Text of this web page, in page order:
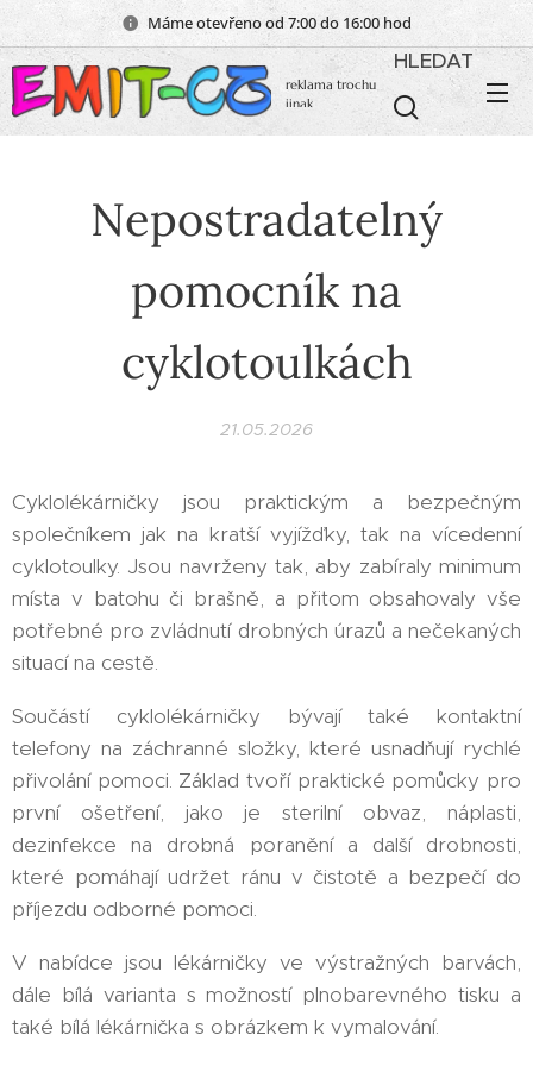
Máme otevřeno od 7:00 do 16:00 hod
reklama trochu
jinak
HLEDAT
Nepostradatelný
pomocník na
cyklotoulkách
21.05.2026
Cyklolékárničky jsou praktickým a bezpečným
společníkem jak na kratší vyjížďky, tak na vícedenní
cyklotoulky. Jsou navrženy tak, aby zabíraly minimum
místa v batohu či brašně, a přitom obsahovaly vše
potřebné pro zvládnutí drobných úrazů a nečekaných
situací na cestě.
Součástí cyklolékárničky bývají také kontaktní
telefony na záchranné složky, které usnadňují rychlé
přivolání pomoci. Základ tvoří praktické pomůcky pro
první ošetření, jako je sterilní obvaz, náplasti,
dezinfekce na drobná poranění a další drobnosti,
které pomáhají udržet ránu v čistotě a bezpečí do
příjezdu odborné pomoci.
V nabídce jsou lékárničky ve výstražných barvách,
dále bílá varianta s možností plnobarevného tisku a
také bílá lékárnička s obrázkem k vymalování.